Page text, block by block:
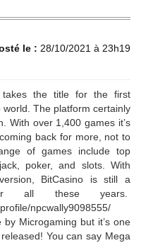
le : 28/10/2021 à 23h19
takes the title for the first
The platform certainly
With over 1,400 games it’s
back for more, not to
of games include top
poker, and slots. With
BitCasino is still a
all these years.
npcwally9098555/
Microgaming but it’s one
You can say Mega